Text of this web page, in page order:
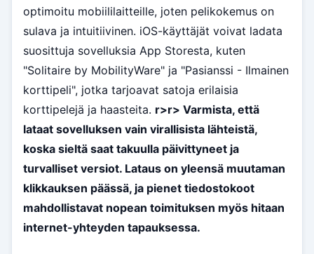
optimoitu mobiililaitteille, joten pelikokemus on
sulava ja intuitiivinen. iOS-käyttäjät voivat ladata
suosittuja sovelluksia App Storesta, kuten
"Solitaire by MobilityWare" ja "Pasianssi - Ilmainen
korttipeli", jotka tarjoavat satoja erilaisia
korttipelejä ja haasteita. r>r> Varmista, että
lataat sovelluksen vain virallisista lähteistä,
koska sieltä saat takuulla päivittyneet ja
turvalliset versiot. Lataus on yleensä muutaman
klikkauksen päässä, ja pienet tiedostokoot
mahdollistavat nopean toimituksen myös hitaan
internet-yhteyden tapauksessa.